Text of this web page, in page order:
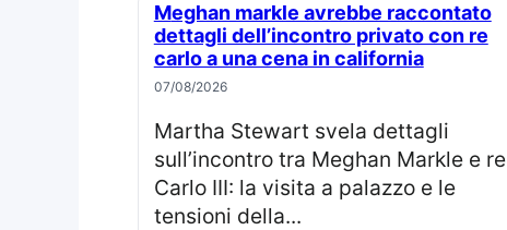
Meghan markle avrebbe raccontato
dettagli dell’incontro privato con re
carlo a una cena in california
07/08/2026
Martha Stewart svela dettagli
sull’incontro tra Meghan Markle e re
Carlo III: la visita a palazzo e le
tensioni della...